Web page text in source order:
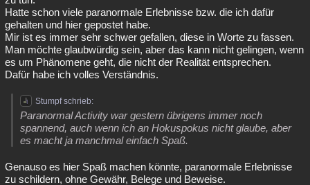
Hatte schon viele paranormale Erlebnisse bzw. die ich dafür
gehalten und hier gepostet habe.
Mir ist es immer sehr schwer gefallen, diese in Worte zu fassen.
Man möchte glaubwürdig sein, aber das kann nicht gelingen, wenn
es um Phänomene geht, die nicht der Realität entsprechen.
Dafür habe ich volles Verständnis.
Stumpf schrieb:
Paranormal Activity war gestern übrigens immer noch
spannend, auch wenn ich an Hokuspokus nicht glaube, aber
es macht ja manchmal einfach Spaß.
Genauso es hier Spaß machen könnte, paranormale Erlebnisse
zu schildern, ohne Gewähr, Belege und Beweise.